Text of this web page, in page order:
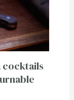
cocktails